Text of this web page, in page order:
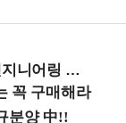
20 신논현역)